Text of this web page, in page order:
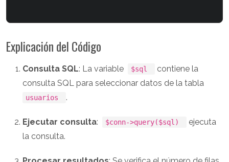
Explicación del Código
Consulta SQL: La variable $sql
contiene la
consulta SQL para seleccionar datos de la tabla
usuarios .
Ejecutar consulta: $conn->query($sql)
ejecuta
la consulta.